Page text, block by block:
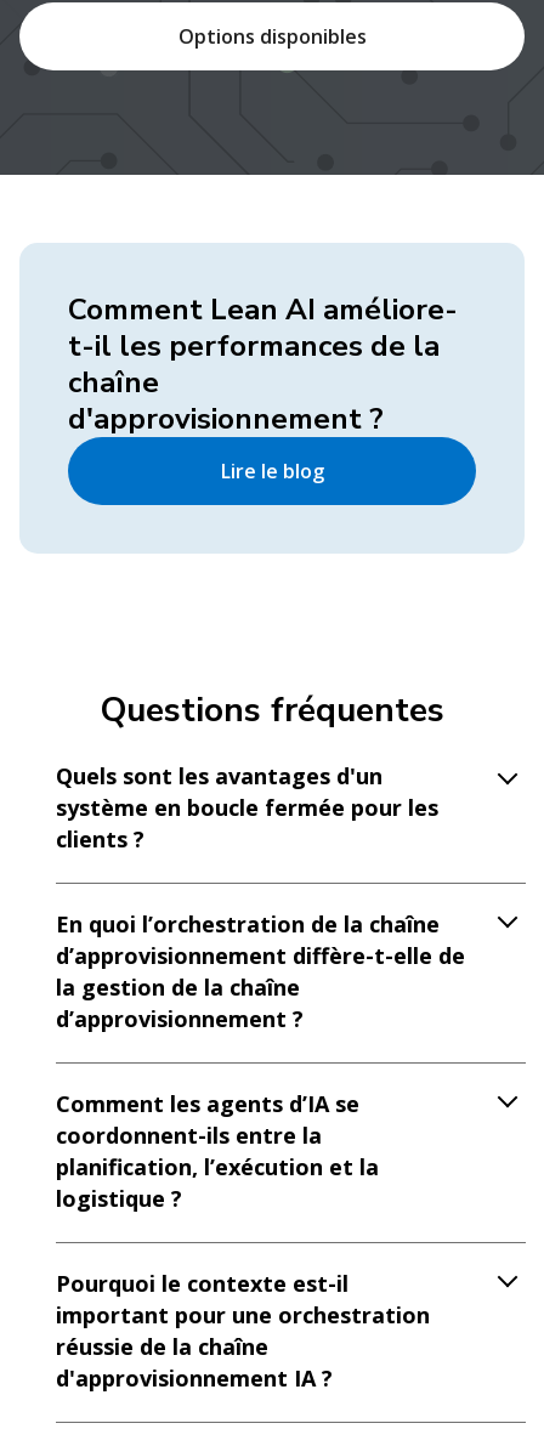
Options disponibles
Comment Lean AI améliore-
t-il les performances de la
chaîne
d'approvisionnement ?
Lire le blog
Questions fréquentes
Quels sont les avantages d'un
système en boucle fermée pour les
clients ?
En quoi l’orchestration de la chaîne
d’approvisionnement diffère-t-elle de
la gestion de la chaîne
d’approvisionnement ?
Comment les agents d’IA se
coordonnent-ils entre la
planification, l’exécution et la
logistique ?
Pourquoi le contexte est-il
important pour une orchestration
réussie de la chaîne
d'approvisionnement IA ?